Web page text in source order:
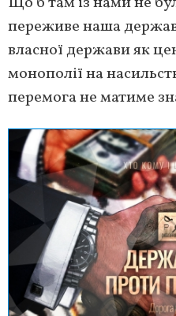
переживе наша
власної держави як
монополії на
перемога не матиме